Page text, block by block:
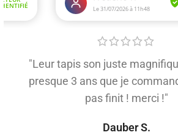
"Leur tapis son juste
presque 3 ans que je
pas finit ! merci !"
Dauber S.